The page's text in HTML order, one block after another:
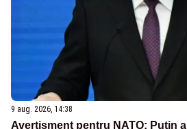
9 aug. 2026, 14:38
Avertisment pentru NATO: Putin